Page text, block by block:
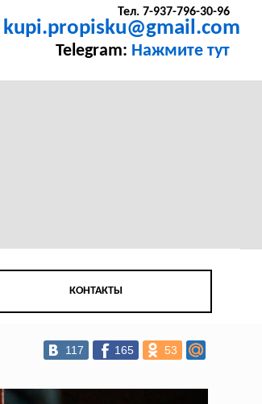
Тел. 7-937-796-30-96
kupi.propisku@gmail.com
Telegram: Нажмите тут
КОНТАКТЫ
117 165 53